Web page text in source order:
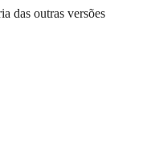
das outras versões